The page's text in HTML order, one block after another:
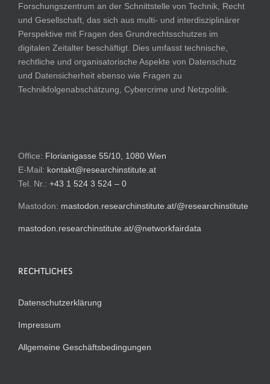
Forschungszentrum an der Schnittstelle von Technik, Recht
und Gesellschaft, das sich aus multi- und interdisziplinärer
Perspektive mit Fragen des Grundrechtsschutzes im
digitalen Zeitalter beschäftigt. Dies umfasst technische,
rechtliche und organisatorische Aspekte von Datenschutz
und Datensicherheit ebenso wie Fragen zu
Technikfolgenabschätzung, Cybercrime und Netzpolitik.
Office: Florianigasse 55/10, 1080 Wien
E-Mail: kontakt@researchinstitute.at
Tel. Nr.: +43 1 524 3 524 – 0
Mastodon: mastodon.researchinstitute.at/@researchinstitute
mastodon.researchinstitute.at/@networkfairdata
RECHTLICHES
Datenschutzerklärung
Impressum
Allgemeine Geschäftsbedingungen